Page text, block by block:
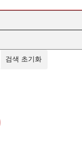
검색 초기화